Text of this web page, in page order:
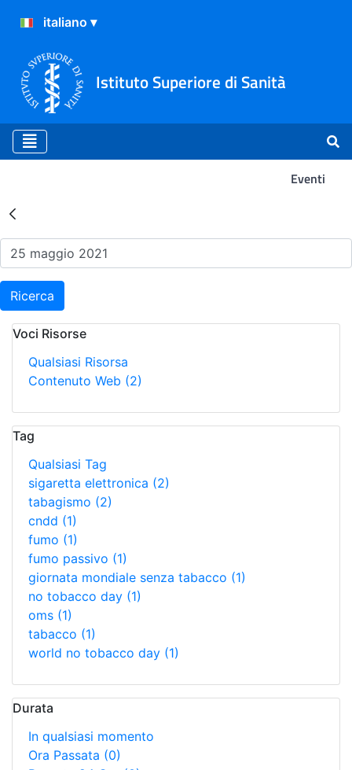
Istituto Superiore di Sanità
Eventi
Risultati della Ricerca -
Ricerca
Voci Risorse
Qualsiasi Risorsa
Contenuto Web (2)
Tag
Qualsiasi Tag
sigaretta elettronica (2)
tabagismo (2)
cndd (1)
fumo (1)
fumo passivo (1)
giornata mondiale senza tabacco (1)
no tobacco day (1)
oms (1)
tabacco (1)
world no tobacco day (1)
Durata
In qualsiasi momento
Ora Passata (0)